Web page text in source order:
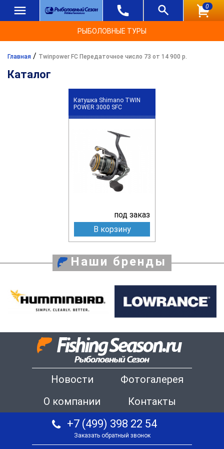
0
РЫБОЛОВНЫЕ ТУРЫ
Главная / Twinpower FC Передаточное число 73 от 14 900 р.
Каталог
Катушка Shimano TWIN
POWER 3000 SFC
под заказ
В корзину
Наши бренды
Новости
Фотогалерея
О компании
Контакты
+7 (499) 398 22 54
Заказать обратный звонок